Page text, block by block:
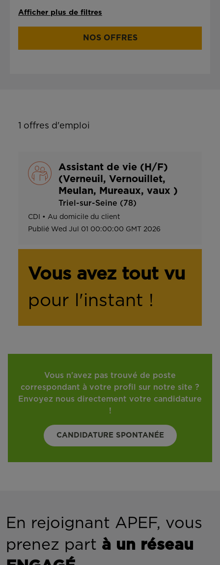
Afficher plus de filtres
NOS OFFRES
1 offres d'emploi
Assistant de vie (H/F)
(Verneuil, Vernouillet,
Meulan, Mureaux, vaux )
Triel-sur-Seine (78)
CDI • Au domicile du client
Publié Wed Jul 01 00:00:00 GMT 2026
Vous avez tout vu
pour l'instant !
Vous n'avez pas trouvé de poste
correspondant à votre profil sur notre site ?
Envoyez nous directement votre candidature
!
CANDIDATURE SPONTANÉE
En rejoignant APEF, vous
prenez part à un réseau